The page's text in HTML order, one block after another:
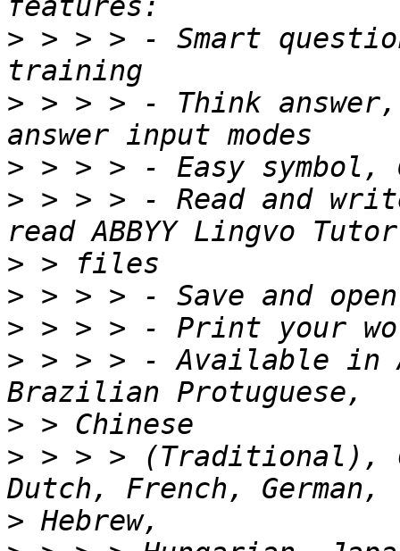
> > > > - Smart
> > > > - Think
>
> > > > - Read and
>
>
>
> > > > - Available in
>
> > > > (Traditional),
>